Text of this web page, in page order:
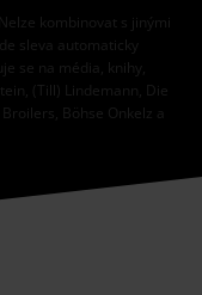
kombinovat s jinými
sleva automaticky
se na média, knihy,
(Till) Lindemann, Die
Böhse Onkelz a